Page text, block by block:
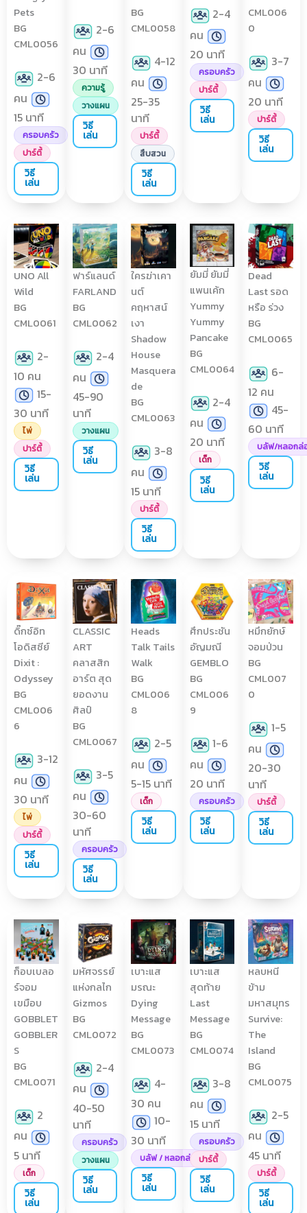
Pets
BG
CML0056
2-6
คน
15 นาที
ครอบครัว
ปาร์ตี้
วิธี
เล่น
2-6
คน
30 นาที
ความรู้
วางแผน
วิธี
เล่น
BG
CML0058
4-12
คน
25-35
นาที
ปาร์ตี้
สืบสวน
วิธี
เล่น
2-4
คน
20 นาที
ครอบครัว
ปาร์ตี้
วิธี
เล่น
CML006
0
3-7
คน
20 นาที
ปาร์ตี้
วิธี
เล่น
UNO All
Wild
BG
CML0061
2-
10 คน
15-
30 นาที
ไพ่
ปาร์ตี้
วิธี
เล่น
ฟาร์แลนด์
FARLAND
BG
CML0062
2-4
คน
45-90
นาที
วางแผน
วิธี
เล่น
ใครฆ่าเคา
นต์
คฤหาสน์
เงา
Shadow
House
Masquera
de
BG
CML0063
3-8
คน
15 นาที
ปาร์ตี้
วิธี
เล่น
ยัมมี่ ยัมมี่
แพนเค้ก
Yummy
Yummy
Pancake
BG
CML0064
2-4
คน
20 นาที
เด็ก
วิธี
เล่น
Dead
Last รอด
หรือ ร่วง
BG
CML0065
6-
12 คน
45-
60 นาที
บลัฟ/หลอกล่
วิธี
เล่น
ดิ๊กซ์อิท
โอดิสซีย์
Dixit :
Odyssey
BG
CML006
6
3-12
คน
30 นาที
ไพ่
ปาร์ตี้
วิธี
เล่น
CLASSIC
ART
คลาสสิก
อาร์ต สุด
ยอดงาน
ศิลป์
BG
CML0067
3-5
คน
30-60
นาที
ครอบครัว
วิธี
เล่น
Heads
Talk Tails
Walk
BG
CML006
8
2-5
คน
5-15 นาที
เด็ก
วิธี
เล่น
ศึกประชัน
อัญมณี
GEMBLO
BG
CML006
9
1-6
คน
20 นาที
ครอบครัว
วิธี
เล่น
หมึกยักษ์
จอมป่วน
BG
CML007
0
1-5
คน
20-30
นาที
ปาร์ตี้
วิธี
เล่น
ก็อบเบลอ
ร์จอม
เขมือบ
GOBBLET
GOBBLER
S
BG
CML0071
2
คน
5 นาที
เด็ก
วิธี
เล่น
มหัศจรรย์
แห่งกลไก
Gizmos
BG
CML0072
2-4
คน
40-50
นาที
ครอบครัว
วางแผน
วิธี
เล่น
เบาะแส
มรณะ
Dying
Message
BG
CML0073
4-
30 คน
10-
30 นาที
บลัฟ / หลอกล่อ
วิธี
เล่น
เบาะแส
สุดท้าย
Last
Message
BG
CML0074
3-8
คน
15 นาที
ครอบครัว
ปาร์ตี้
วิธี
เล่น
หลบหนี
ข้าม
มหาสมุทร
Survive:
The
Island
BG
CML0075
2-5
คน
45 นาที
ปาร์ตี้
วิธี
เล่น